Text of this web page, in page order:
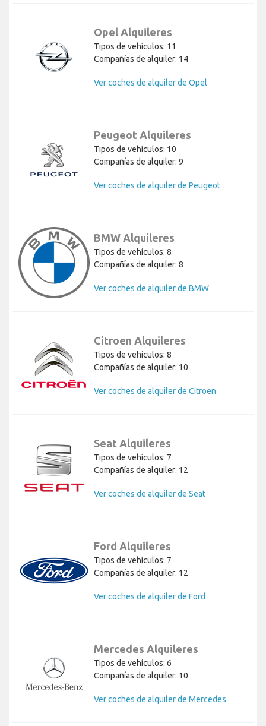
Opel Alquileres
Tipos de vehículos: 11
Compañías de alquiler: 14
Ver coches de alquiler de Opel
Peugeot Alquileres
Tipos de vehículos: 10
Compañías de alquiler: 9
Ver coches de alquiler de Peugeot
BMW Alquileres
Tipos de vehículos: 8
Compañías de alquiler: 8
Ver coches de alquiler de BMW
Citroen Alquileres
Tipos de vehículos: 8
Compañías de alquiler: 10
Ver coches de alquiler de Citroen
Seat Alquileres
Tipos de vehículos: 7
Compañías de alquiler: 12
Ver coches de alquiler de Seat
Ford Alquileres
Tipos de vehículos: 7
Compañías de alquiler: 12
Ver coches de alquiler de Ford
Mercedes Alquileres
Tipos de vehículos: 6
Compañías de alquiler: 10
Ver coches de alquiler de Mercedes